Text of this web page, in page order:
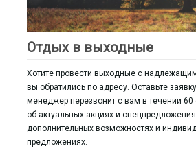
Отдых в выходные
Хотите провести выходные с
вы обратились по адресу. Оставьте
менеджер перезвонит с вам в течении 60
об актуальных акциях и
дополнительных возможностях и
предложениях.